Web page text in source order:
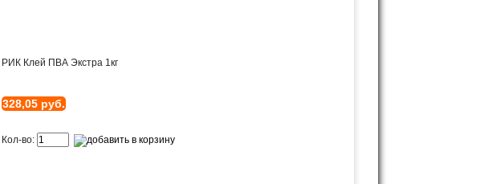
РИК Клей ПВА Экстра 1кг
328,05 руб.
Кол-во: